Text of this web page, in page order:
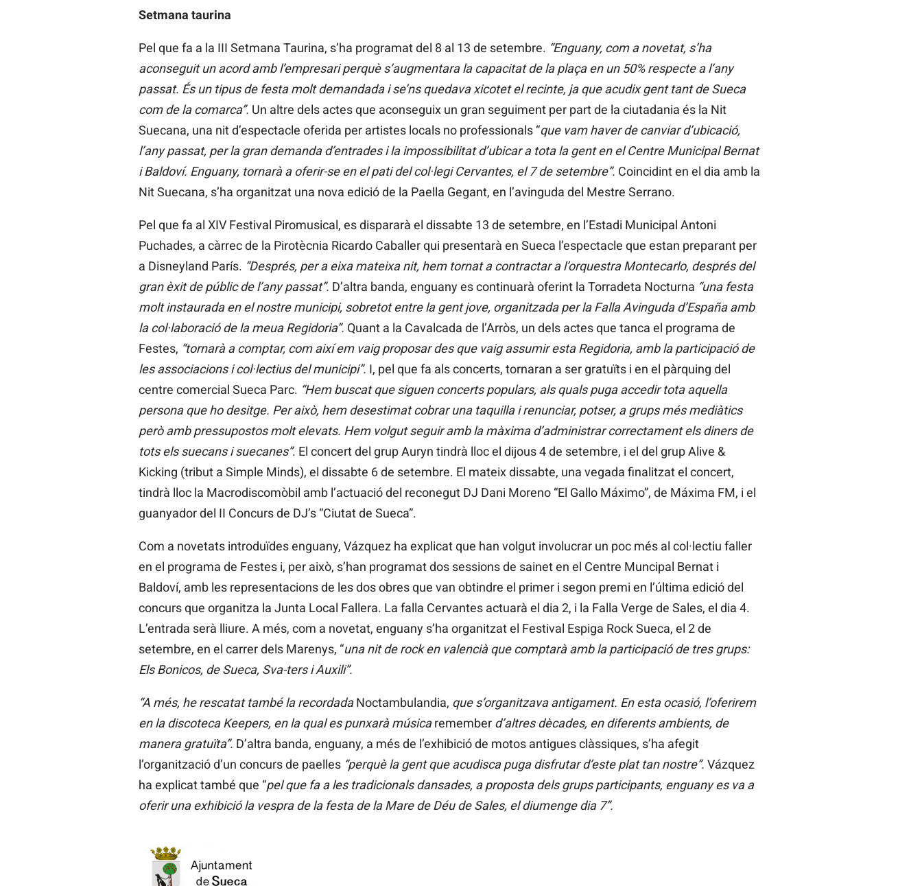
Setmana taurina
Pel que fa a la III Setmana Taurina, s’ha programat del 8 al 13 de setembre. “Enguany, com a novetat, s’ha
aconseguit un acord amb l’empresari perquè s’augmentara la capacitat de la plaça en un 50% respecte a l’any
passat. És un tipus de festa molt demandada i se’ns quedava xicotet el recinte, ja que acudix gent tant de Sueca
com de la comarca”. Un altre dels actes que aconseguix un gran seguiment per part de la ciutadania és la Nit
Suecana, una nit d’espectacle oferida per artistes locals no professionals “que vam haver de canviar d’ubicació,
l’any passat, per la gran demanda d’entrades i la impossibilitat d’ubicar a tota la gent en el Centre Municipal Bernat
i Baldoví. Enguany, tornarà a oferir-se en el pati del col·legi Cervantes, el 7 de setembre”. Coincidint en el dia amb la
Nit Suecana, s’ha organitzat una nova edició de la Paella Gegant, en l’avinguda del Mestre Serrano.
Pel que fa al XIV Festival Piromusical, es dispararà el dissabte 13 de setembre, en l’Estadi Municipal Antoni
Puchades, a càrrec de la Pirotècnia Ricardo Caballer qui presentarà en Sueca l’espectacle que estan preparant per
a Disneyland París. “Després, per a eixa mateixa nit, hem tornat a contractar a l’orquestra Montecarlo, després del
gran èxit de públic de l’any passat”. D’altra banda, enguany es continuarà oferint la Torradeta Nocturna “una festa
molt instaurada en el nostre municipi, sobretot entre la gent jove, organitzada per la Falla Avinguda d’España amb
la col·laboració de la meua Regidoria”. Quant a la Cavalcada de l’Arròs, un dels actes que tanca el programa de
Festes, “tornarà a comptar, com així em vaig proposar des que vaig assumir esta Regidoria, amb la participació de
les associacions i col·lectius del municipi”. I, pel que fa als concerts, tornaran a ser gratuïts i en el pàrquing del
centre comercial Sueca Parc. “Hem buscat que siguen concerts populars, als quals puga accedir tota aquella
persona que ho desitge. Per això, hem desestimat cobrar una taquilla i renunciar, potser, a grups més mediàtics
però amb pressupostos molt elevats. Hem volgut seguir amb la màxima d’administrar correctament els diners de
tots els suecans i suecanes”. El concert del grup Auryn tindrà lloc el dijous 4 de setembre, i el del grup Alive &
Kicking (tribut a Simple Minds), el dissabte 6 de setembre. El mateix dissabte, una vegada finalitzat el concert,
tindrà lloc la Macrodiscomòbil amb l’actuació del reconegut DJ Dani Moreno “El Gallo Máximo”, de Máxima FM, i el
guanyador del II Concurs de DJ’s “Ciutat de Sueca”.
Com a novetats introduïdes enguany, Vázquez ha explicat que han volgut involucrar un poc més al col·lectiu faller
en el programa de Festes i, per això, s’han programat dos sessions de sainet en el Centre Muncipal Bernat i
Baldoví, amb les representacions de les dos obres que van obtindre el primer i segon premi en l’última edició del
concurs que organitza la Junta Local Fallera. La falla Cervantes actuarà el dia 2, i la Falla Verge de Sales, el dia 4.
L’entrada serà lliure. A més, com a novetat, enguany s’ha organitzat el Festival Espiga Rock Sueca, el 2 de
setembre, en el carrer dels Marenys, “una nit de rock en valencià que comptarà amb la participació de tres grups:
Els Bonicos, de Sueca, Sva-ters i Auxili”.
“A més, he rescatat també la recordadaNoctambulandia, que s’organitzava antigament. En esta ocasió, l’oferirem
en la discoteca Keepers, en la qual es punxarà músicarememberd’altres dècades, en diferents ambients, de
manera gratuïta”. D’altra banda, enguany, a més de l’exhibició de motos antigues clàssiques, s’ha afegit
l’organització d’un concurs de paelles“perquè la gent que acudisca puga disfrutar d’este plat tan nostre”. Vázquez
ha explicat també que “pel que fa a les tradicionals dansades, a proposta dels grups participants, enguany es va a
oferir una exhibició la vespra de la festa de la Mare de Déu de Sales, el diumenge dia 7”.